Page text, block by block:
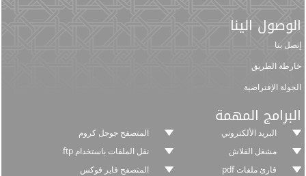
الوصول الينا
إتصل بنا
خارطة الطريق
الجولة الإفتراضية
البرامج المهمة
البريد الألكتروني
المتصفح جوجل كروم
مشغل الفلاش
نقل الملفات باستخدام ftp
قارئ ملفات pdf
المتصفح فاير فوكس